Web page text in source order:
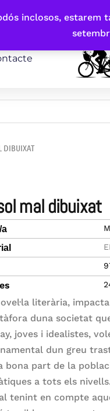
inclosos,
DIBUIXAT
mal dibuixat
literària,
duna societat
joves i idealistes,
dun greu
bona part de la
a tots els
tenint en compte